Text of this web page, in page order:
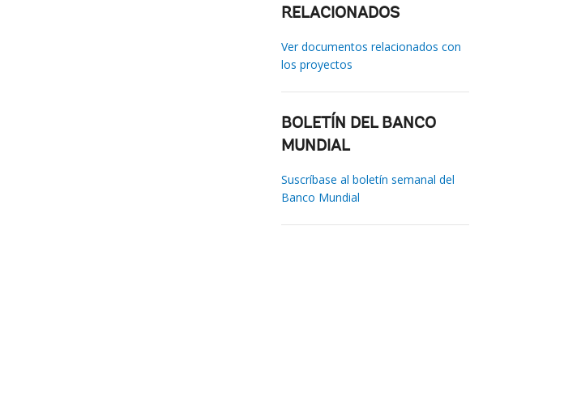
RELACIONADOS
Ver documentos relacionados con
los proyectos
BOLETÍN DEL BANCO
MUNDIAL
Suscríbase al boletín semanal del
Banco Mundial